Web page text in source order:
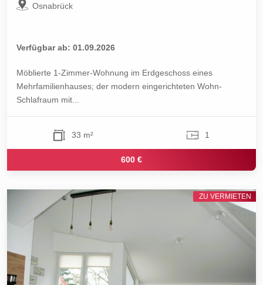
Osnabrück
Verfügbar ab: 01.09.2026
Möblierte 1-Zimmer-Wohnung im Erdgeschoss eines
Mehrfamilienhauses; der modern eingerichteten Wohn-
Schlafraum mit...
33 m² 1
600 €
ZU VERMIETEN